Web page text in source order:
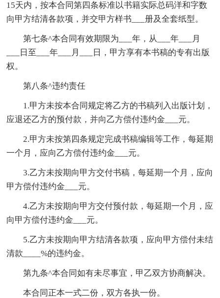
15天内，按本合同第四条标准以书籍实际总码洋和字数
向甲方结清各款项，并交甲方样书___册及全套纸型。
第七条^本合同有效期限为___年，从___年___月
___日至___年___月___日，甲方享有本书稿的专有出版
权。
第八条^违约责任
1.甲方未按本合同规定将乙方的书稿列入出版计划，
应退还乙方的预付款，并向乙方偿付违约金___元。
2.甲方未按第四条规定完成书稿编辑等工作，每延期
一个月，应向乙方偿付违约金___元。
3.乙方未按期向甲方交付书稿，每延期一个月，应向
甲方偿付违约金___元。
4.乙方未按期向甲方交付预付款，每延期一个月，应
向甲方偿付违约金___元。
5.乙方未按期向甲方结清各款项，应向甲方偿付未结
清款____%的违约金。
第九条^本合同如有未尽事宜，甲乙双方协商解决。
本合同正本一式二份，双方各执一份。